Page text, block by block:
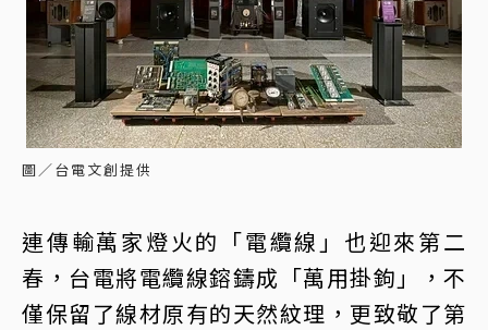
圖／台電文創提供
連傳輸萬家燈火的「電纜線」也迎來第二
春，台電將電纜線鎔鑄成「萬用掛鉤」，不
僅保留了線材原有的天然紋理，更致敬了第